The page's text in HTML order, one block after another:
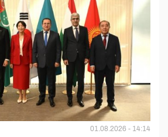
01.08.2026 - 14:14